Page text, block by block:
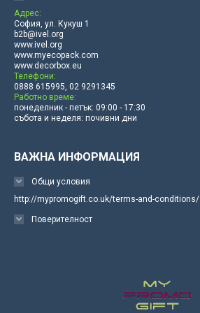
Адрес:
София, ул. Кукуш 1
b2b@ivel.org
www.ivel.org
www.myecopack.com
www.decorbox.eu
Телефони:
0888 615995, 02 9291345
Работно време:
понеделник - петък: 09:00 - 17:30
събота и неделя: почивни дни
ВАЖНА ИНФОРМАЦИЯ
Общи условия
http://mypromogift.co.uk/terms-and-conditions/
Поверителност